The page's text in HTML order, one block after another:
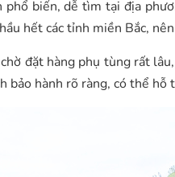
biến, dễ tìm tại địa
hết các tỉnh miền Bắc,
đặt hàng phụ tùng rất
bảo hành rõ ràng, có thể